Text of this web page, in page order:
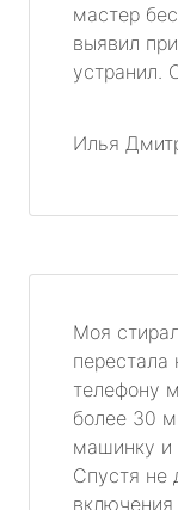
мастер
выявил
устранил.
Илья
Моя
перестала
телефону
более 30
машинку и
Спустя не